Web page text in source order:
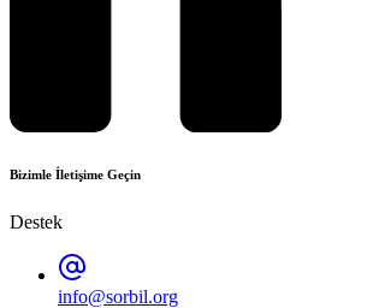
Bizimle İletişime Geçin
Destek
info@sorbil.org